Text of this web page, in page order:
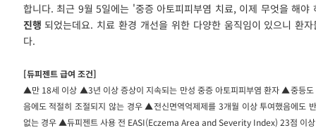
합니다. 최근 9월 5일에는 '중증 아토피피부염 치료, 이제 무엇을 해
진행 되었는데요. 치료 환경 개선을 위한 다양한 움직임이 있으니 환
다.
[듀피젠트 급여 조건]
▲만 18세 이상 ▲3년 이상 증상이 지속되는 만성 중증 아토피피부염 환자 ▲중등도
음에도 적절히 조절되지 않는 경우 ▲전신면역억제제를 3개월 이상 투여했음에도
없는 경우 ▲듀피젠트 사용 전 EASI(Eczema Area and Severity Index) 23점 이상